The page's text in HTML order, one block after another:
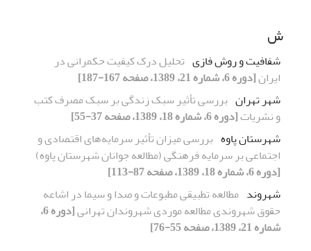
ش
شفافیت و روش فازی تحلیل درک کیفیت حکمرانی در
ایران[دوره 6، شماره 21، 1389، صفحه 167-187]
شهر تهران بررسی تأثیر سبک زندگی بر سبک مصرف کتب
و نشریات[دوره 6، شماره 18، 1389، صفحه 37-55]
شهرستان پاوه بررسی میزان تأثیر سرمایه‌های اقتصادی و
اجتماعی بر سرمایه فرهنگی (مطالعه جوانان شهرستان پاوه)
[دوره 6، شماره 18، 1389، صفحه 87-113]
شهروند مطالعه تطبیقی مطبوعات و صدا و سیما در اشاعه
حقوق شهروندی مطالعه موردی شهروندان تهرانی
[دوره 6،
شماره 21، 1389، صفحه 55-76]